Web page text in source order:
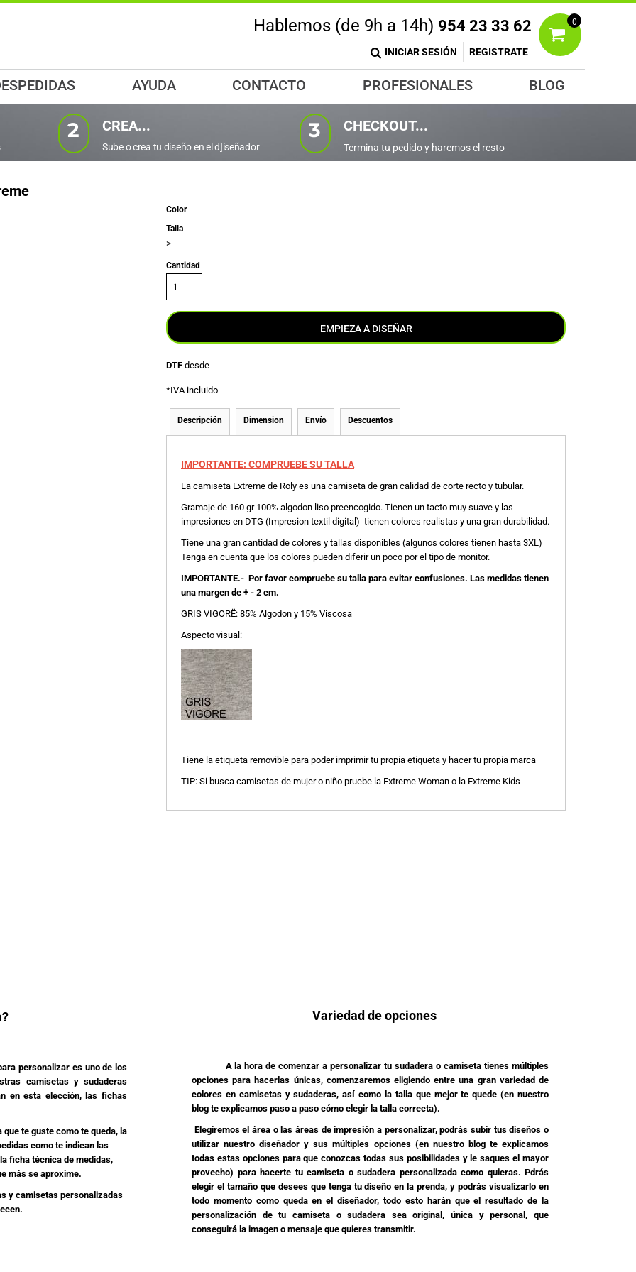
Hablemos (de 9h a 14h) 954 23 33 62 0
AYUDA CONTACTO PROFESIONALES BLOG
2 CREA...
Sube o crea tu diseño en el d]iseñador
3 CHECKOUT...
Termina tu pedido y haremos el resto
Color
Talla
>
Cantidad
EMPIEZA A DISEÑAR
DTF desde
*IVA incluido
Descripción Dimension Envío Descuentos
IMPORTANTE: COMPRUEBE SU TALLA
La camiseta Extreme de Roly es una camiseta de gran calidad de corte recto y tubular.
Gramaje de 160 gr 100% algodon liso preencogido. Tienen un tacto muy suave y las
impresiones en DTG (Impresion textil digital) tienen colores realistas y una gran durabilidad.
Tiene una gran cantidad de colores y tallas disponibles (algunos colores tienen hasta 3XL)
Tenga en cuenta que los colores pueden diferir un poco por el tipo de monitor.
IMPORTANTE.- Por favor compruebe su talla para evitar confusiones. Las medidas tienen
una margen de + - 2 cm.
GRIS VIGORË: 85% Algodon y 15% Viscosa
Aspecto visual:
Tiene la etiqueta removible para poder imprimir tu propia etiqueta y hacer tu propia marca
TIP: Si busca camisetas de mujer o niño pruebe la Extreme Woman o la Extreme Kids
personalizar es uno de los
camisetas y sudaderas
en esta elección, las fichas
te guste como te queda, la
como te indican las
ficha técnica de medidas,
más se aproxime.
camisetas personalizadas
Variedad de opciones
A la hora de comenzar a personalizar tu sudadera o camiseta tienes múltiples
opciones para hacerlas únicas, comenzaremos eligiendo entre una gran variedad de
colores en camisetas y sudaderas, así como la talla que mejor te quede (en nuestro
blog te explicamos paso a paso cómo elegir la talla correcta).
Elegiremos el área o las áreas de impresión a personalizar, podrás subir tus diseños o
utilizar nuestro diseñador y sus múltiples opciones (en nuestro blog te explicamos
todas estas opciones para que conozcas todas sus posibilidades y le saques el mayor
provecho) para hacerte tu camiseta o sudadera personalizada como quieras. Pdrás
elegir el tamaño que desees que tenga tu diseño en la prenda, y podrás visualizarlo en
todo momento como queda en el diseñador, todo esto harán que el resultado de la
personalización de tu camiseta o sudadera sea original, única y personal, que
conseguirá la imagen o mensaje que quieres transmitir.
Hombre
Niño / Niñas
Hombre
Tazas
Gorras
DEPORTES
Camisetas
diseñador tendras acceso a multiples fuentes y efectos para que
tus propios diseños. Elige un producto y empieza a diseñar.
PRODUCTOS
DISEÑA
NOMBRES Y NUMEROS